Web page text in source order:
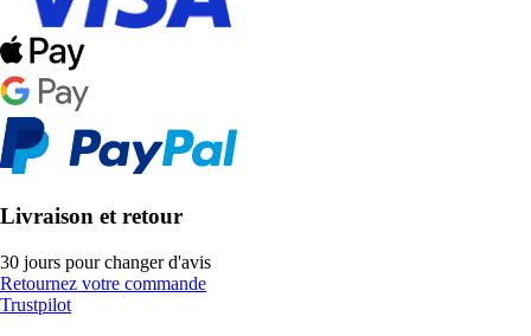
Livraison et retour
30 jours pour changer d'avis
Retournez votre commande
Trustpilot